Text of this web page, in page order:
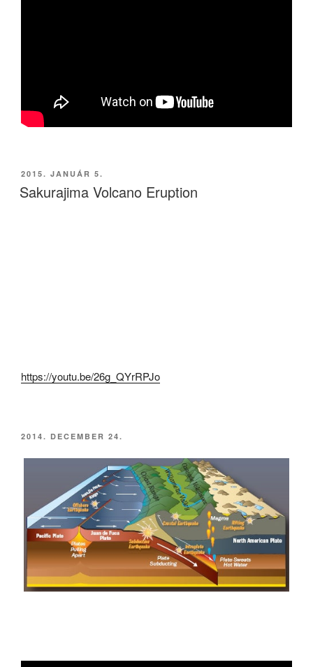
BEKÜLDVE:
2015. JANUÁR 5.
Sakurajima Volcano Eruption
https://youtu.be/26g_QYrRPJo
BEKÜLDVE:
2014. DECEMBER 24.